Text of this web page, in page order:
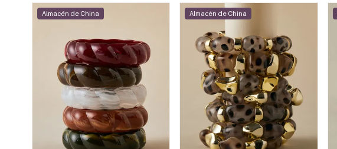
Almacén de China Almacén de China